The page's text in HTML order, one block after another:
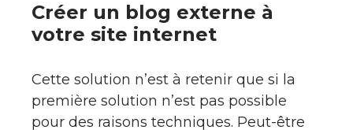
Créer un blog externe à
votre site internet
Cette solution n’est à retenir que si la
première solution n’est pas possible
pour des raisons techniques. Peut-être